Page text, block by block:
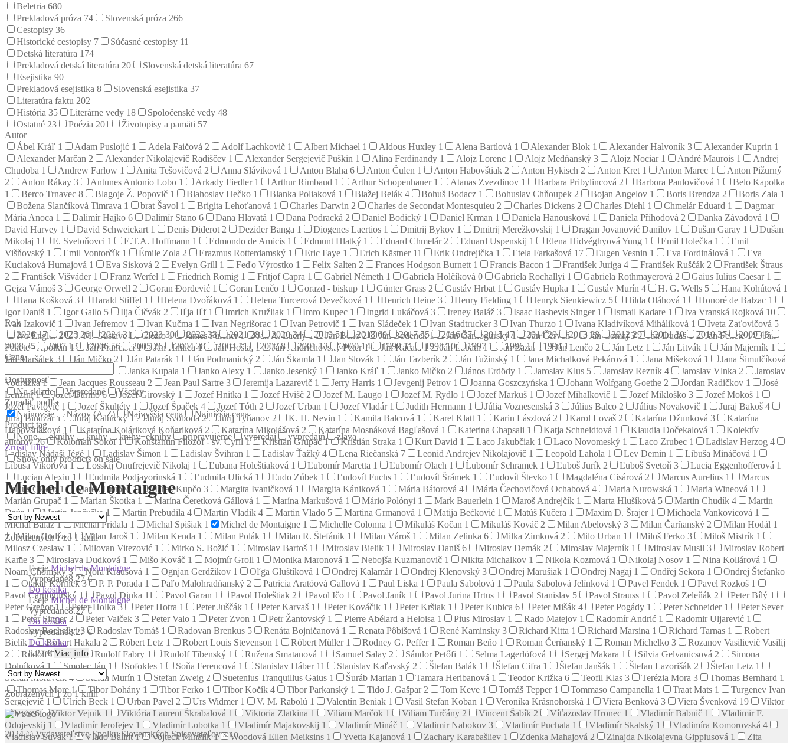
Beletria 680
Prekladová próza 74 Slovenská próza 266
Cestopisy 36
Historické cestopisy 7 Súčasné cestopisy 11
Detská literatúra 174
Prekladová detská literatúra 20 Slovenská detská literatúra 67
Esejistika 90
Prekladová esejistika 8 Slovenská esejistika 37
Literatúra faktu 202
História 35 Literárne vedy 18 Spoločenské vedy 48
Ostatné 23 Poézia 201 Životopisy a pamäti 57
Autor
Ábel Kráľ 1 Adam Puslojić 1 Adela Faičová 2 Adolf Lachkovič 1 Albert Michael 1 Aldous Huxley 1 Alena Bartlová 1 Alexander Blok 1 Alexander Halvoník 3 Alexander Kuprin 1
Alexander Marčan 2 Alexander Nikolajevič Radiščev 1 Alexander Sergejevič Puškin 1 Alina Ferdinandy 1 Alojz Lorenc 1 Alojz Medňanský 3 Alojz Nociar 1 André Maurois 1
Andrej
Chudoba 1 Andrew Farlow 1 Anita Tešovičová 2 Anna Sláviková 1 Anton Blaha 6 Anton Čulen 1 Anton Habovštiak 2 Anton Hykisch 2 Anton Kret 1 Anton Marec 1
Anton Pižurný
2
Anton Rákay 3 Antunes Antonio Lobo 1 Arkady Fiedler 1 Arthur Rimbaud 1 Arthur Schopenhauer 1 Atanas Zvezdinov 1 Barbara Pribylincová 2 Barbora Paulovičová 1
Belo Kapolka
1
Berco Trnavec 8 Blagoje Ž. Popovič 1 Blahoslav Hečko 1 Blanka Poliaková 1 Blažej Belák 4 Bohuš Bodacz 1 Bohuslav Chňoupek 2 Bojan Angelov 1 Boris Brendza 2 Boris Zala 1
Božena Slančíková Timrava 1 brat Šavol 1 Brigita Lehoťanová 1 Charles Darwin 2 Charles de Secondat Montesquieu 2 Charles Dickens 2 Charles Diehl 1 Chmelár Eduard 1
Dagmar
Mária Anoca 1 Dalimír Hajko 6 Dalimír Stano 6 Dana Hlavatá 1 Dana Podracká 2 Daniel Bodický 1 Daniel Krman 1 Daniela Hanousková 1 Daniela Příhodová 2 Danka Závadová 1
David Harvey 1 David Schweickart 1 Denis Diderot 2 Dezider Banga 1 Diogenes Laertios 1 Dmitrij Bykov 1 Dmitrij Merežkovskij 1 Dragan Jovanović Danilov 1 Dušan Garay 1
Dušan
Mikolaj 1 E. Svetoňovci 1 E.T.A. Hoffmann 1 Edmondo de Amicis 1 Edmunt Hlatký 1 Eduard Chmelár 2 Eduard Uspenskij 1 Elena Hidvéghyová Yung 1 Emil Holečka 1
Emil
Višňovský 1 Emil Vontorčík 1 Émile Zola 2 Erazmus Rotterdamský 1 Eric Faye 1 Erich Kästner 11 Erik Ondrejička 1 Etela Farkašová 17 Eugen Vesnin 1 Eva Fordinálová 1
Eva
Kuciaková Humajová 1 Eva Sisková 2 Evelyn Grill 1 Feďo Výrostko 1 Felix Salten 2 Frances Hodgson Burnett 1 Francis Bacon 1 František Juriga 4 František Ruščák 2
František Štraus
2
František Višváder 1 Franz Werfel 1 Friedrich Romig 1 Fritjof Capra 1 Gabriel Németh 1 Gabriela Holčíková 0 Gabriela Rochallyi 1 Gabriela Rothmayerová 2 Gaius Iulius Caesar 1
Gejza Vámoš 3 George Orwell 2 Goran Đorđević 1 Goran Lenčo 1 Gorazd - biskup 1 Günter Grass 2 Gustáv Hrbat 1 Gustáv Hupka 1 Gustáv Murín 4 H. G. Wells 5 Hana Kohútová 1
Hana Košková 3 Harald Stiffel 1 Helena Dvořáková 1 Helena Turcerová Devečková 1 Henrich Heine 3 Henry Fielding 1 Henryk Sienkiewicz 5 Hilda Oláhová 1 Honoré de Balzac 1
Igor Daniš 1 Igor Gallo 5 Ilja Čičvák 2 Iľja Iľf 1 Imrich Kružliak 1 Imro Kupec 1 Ingrid Lukáčová 3 Ireney Baláž 3 Isaac Bashevis Singer 1 Ismail Kadare 1 Iva Vranská Rojková 10
Ivan Izakovič 1 Ivan Jefremov 1 Ivan Kučma 1 Ivan Negrišorac 1 Ivan Petrovič 1 Ivan Sládeček 1 Ivan Stadtrucker3 Ivan Thurzo 1 Ivana Kladivíková Miháliková 1 Iveta Zaťovičová 5
Ivo Engler2 J. M. Gustave Le Clézio1 James Fulcher1 Ján A. Lačný1 Ján Beňo2 Ján Bodenek1 Ján Čarnogurský1 Ján Červeň1 Ján Čomaj3 Ján Dudáš1 Ján Fekete1
Ján
Fekete - Apolkin1 Ján Francisci1 Ján Hnilica1 Ján Hoštaj1 Ján Jendrichovský Peter1 Ján Kačala1 Ján Labáth1 Ján Lazar1 Ján Lenčo 2 Ján Letz 1 Ján Litvák 1 Ján Majerník 1
Ján Maršálek 3 Ján Mičko 2 Ján Patarák 1 Ján Podmanický 2 Ján Škamla 1 Jan Slovák 1 Ján Tazberík 2 Ján Tužinský 1 Jana Michalková Pekárová 1 Jana Mišeková 1
Jana Šimulčíková
1 Janka Kupala 1 Janko Alexy 1 Janko Jesenký 1 Janko Kráľ 1 Janko Mičko 2 János Erdödy 1 Jaroslav Klus 5 Jaroslav Rezník 4 Jaroslav Vlnka 2
Jaroslav
Vodrážka1 Jean Jacques Rousseau 2 Jean Paul Sartre 3 Jeremija Lazarevič 1 Jerry Harris 1 Jevgenij Petrov 1 Joanna Goszczyńska 1 Johann Wolfgang Goethe 2 Jordan Radičkov 1
José
Lenzini1 Jozef Darmo6 Jozef Girovský 1 Jozef Hnitka 1 Jozef Hvišč 2 Jozef M. Laugo 1 Jozef M. Rydlo 1 Jozef Markuš 1 Jozef Mihalkovič 1 Jozef Mikloško 3 Jozef Mokoš 1
Jozef Pavlovič 1 Jozef Škultéty 1 Jozef Špaček 4 Jozef Tóth 2 Jozef Urban 1 Jozef Vladár 1 Judith Hermann 1 Júlia Voznesenská 3 Július Balco 2 Július Novakovič 1 Juraj Bakoš 4
Juraj Bindzár1 Juraj Kalnický1 Juraj Svoboda2 Jurij Tyňanov 2 K. H. Nevin 1 Kamila Balcová 1 Karel Klatt 1 Karin Lászlová 2 Karol Lovaš 2 Katarína Džunková 3
Katarína
Habovštiaková 1 Katarína Koláriková Koňariková 2 Katarína Mikolášová 2 Katarína Mosnáková Bagľašová 1 Katerina Chapsali 1 Katja Schneidtová 1 Klaudia Dočekalová 1
Kolektív
autorov26 Koloman Sokol1 Konštantín Filozof - sv. Cyril1 Kristián Grupač1 Kristián Straka 1 Kurt David 1 Laco Jakubčiak 1 Laco Novomeský 1 Laco Zrubec 1 Ladislav Herzog 4
Ladislav Nádaši Jégé 1 Ladislav Šimon 1 Ladislav Švihran 1 Ladislav Ťažký 4 Lena Riečanská 7 Leonid Andrejev Nikolajovič 1 Leopold Lahola 1 Lev Demin 1 Libuša Mináčová 1
Libuša Vikorová1 Losskij Onufrejevič Nikolaj 1 Ľubana Holeštiaková 1 Ľubomír Maretta 1 Ľubomír Olach 1 Ĺubomír Schramek 1 Ľuboš Jurík 2 Ľuboš Svetoň 3 Lucia Eggenhofferová 1
Lucian Alexiu 1 Ľudmila Podjavorinská 1 Ľudmila Ulická 1 Ľudo Zúbek 1 Ľudovít Fuchs 1 Ľudovít Šrámek 1 Ľudovít Števko 1 Magdaléna Cisárová 2 Marcus Aurelius 1
Marcus
Tullius Cicero 1 Marek Hrubec1 Marek Kupčo 3 Margita Ivaničková 1 Margita Kániková 1 Mária Bátorová 4 Mária Čechovičová Ochabová 4 Maria Nurowská 1 Maria Wineová 1
Marián Grupač 1 Marian Škotka 1 Marína Čeretková Gállová 1 Marína Markušová 1 Mário Polónyi 1 Mark Bauerlein 1 Maroš Andrejčík 1 Marta Hlušíková 5 Martin Chudík 4
Martin
Dzúr1 Martin Jančuška1 Martin Prebudila 4 Martin Vladik 4 Martin Vlado 5 Martina Grmanová 1 Matija Bećković 1 Matúš Kučera 1 Maxim D. Šrajer 1 Michaela Vankovicová 1
Michal Baláž1 Michal Pridala 1 Michal Spišiak 1 Michel de Montaigne 1 Michelle Colonna 1 Mikuláš Kočan 1 Mikuláš Kováč 2 Milan Abelovský 3 Milan Čarňanský 2 Milan Hodál 1
Milan Hodža1 Milan Jaroš 1 Milan Kenda 1 Milan Polák 1 Milan R. Štefánik 1 Milan Vároš 1 Milan Zelinka 6 Milka Zimková 2 Milo Urban 1 Miloš Ferko 3 Miloš Mistrík 1
Milosz Czeslaw 1 Milovan Vitezović 1 Mirko S. Božić 1 Miroslav Bartoš 1 Miroslav Bielik 1 Miroslav Daniš 6 Miroslav Demák 2 Miroslav Majerník 1 Miroslav Musil 3
Miroslav Robert
Kame 3 Miroslava Dudková 1 Mišo Kováč 1 Mojmír Groll 1 Monika Maronová 1 Nebojša Kuzmanovič 1 Nikita Michalkov 1 Nikola Kozmová 1 Nikolaj Nosov 1 Nina Kollárová 1
Noam Chomsky3 Nora Krausová 1 Ognjan Gerdžikov 1 Oľga Gluštíková 1 Ondrej Kalamár 1 Ondrej Klenovský 3 Ondrej Marušiak 1 Ondrej Nagaj 1 Ondřej Sekora 1
Ondrej Štefanko
1
Otakar Kořínek3 P. P. Porada 1 Paľo Malohradňanský 2 Patricia Aratóová Gallová 1 Paul Liska 1 Paula Sabolová 1 Paula Sabolová Jelínková 1 Pavel Fendek 1 Pavel Rozkoš 1
Pavol Čarnogurský 1 Pavol Dinka 11 Pavol Garan 1 Pavol Holeštiak 2 Pavol Ičo 1 Pavol Janík 1 Pavol Jurina Hrtus 1 Pavol Stanislav 5 Pavol Strauss 1 Pavol Zeleňák 2 Peter Bílý 1
Peter Gregor1 Peter Holka3 Peter Hotra 1 Peter Juščák 1 Peter Karvaš 1 Peter Kováčik 1 Peter Kršiak 1 Peter Kubica 6 Peter Mišák 4 Peter Pogády 1 Peter Schneider 1
Peter Sever
1
Peter Singer 2 Peter Valček 3 Peter Valo 1 Peter Zvon 1 Petr Žantovský 1 Pierre Abélard a Heloisa 1 Pius Miroslav 1 Rado Matejov 1 Radomír Andrić 1 Radomir Uljarević 1
Radoslav Rochallyi3 Radoslav Tomáš 1 Radovan Brenkus 5 Renáta Bojničanová 1 Renata Pôbišová 1 René Kaminsky 3 Richard Kitta 1 Richard Marsina 1 Richard Tarnas 1
Robert
Bielik1 Robert Hakala 2 Róbert Letz 1 Robert Louis Stevenson 1 Róbert Müller 1 Rodney G. Peffer 1 Roman Beňo 1 Roman Čerňanský 1 Roman Michelko 3
Rozanov Vasilievič Vasilij
2
Rudolf Dilong1 Rudolf Fabry 1 Rudolf Tibenský 1 Ružena Smatanová 1 Samuel Salay 2 Sándor Petőfi 1 Selma Lagerlöfová 1 Sergej Makara 1 Silvia Gelvanicsová 2
Simona
Dolníková1 Smolec Ján 1 Sofokles 1 Soňa Ferencová 1 Stanislav Háber 11 Stanislav Kaľavský 2 Štefan Balák 1 Štefan Cifra 1 Štefan Janšák 1 Štefan Lazorišák 2 Štefan Letz 1
Štefan Moravčík4 Štefan Murín 1 Stefan Zweig 2 Suetenius Tranquillus Gaius 1 Šuráb Marian 1 Tamara Heribanová 1 Teodor Križka 6 Teofil Klas 3 Terézia Mora 3 Thomas Bernhard 1
Thomas More 1 Tibor Dohány 1 Tibor Ferko 1 Tibor Kočík 4 Tibor Parkanský 1 Tido J. Gašpar 2 Tom Keve 1 Tomáš Tepper 1 Tommaso Campanella 1 Traat Mats 1
Turgenev Ivan
Sergejevič 1 Ulrich Beck 1 Urban Pavel 2 Urs Widmer 1 V. M. Rabolú 1 Valentín Beniak 1 Vasil Stefan Koban 1 Veronika Krásnohorská 1 Viera Benková 3 Viera Švenková 19
Viktor
Pelevin6 Viktor Vejnik 1 Viktória Laurent Škrabalová 1 Viktoria Zlatkina 1 Viliam Marčok 1 Viliam Turčány 2 Vincent Šabík 2 Víťazoslav Hronec 1 Vladimír Babnič 1
Vladimir F.
Odojevskij 1 Vladimír Jerofejev 1 Vladimír Lobotka 1 Vladimír Majakovskij 1 Vladimír Mináč 1 Vladimir Nabokov 3 Vladimír Puchala 1 Vladimír Skalský 1 Vladimíra Komorovská 4
Vladislav Suvák1 Vlado Bálint1 Vojtech Mihálik1 Woodová Ellen Meiksins 1 Yvetta Kajanová 1 Zachary Karabašliev 1 Zdenka Mahajová 2 Zinajda Nikolajevna Gippiusová 1
Zita
Rok
202617 2025 26 202431 202330 202233 202128 202034 201951 201860 201755 201637 201547 201429 2013 28 201229 201130 201037 200943
200835 2007 13 200656 2005 26 200428 200311 20028 200113 200014 199911 199810 1997 1 19961 19941
Cena
Dostupnosť
Na sklade
Vypredané
Všetky
Zoradiť podľa
Najnovšie
Názov (A-Z) Najvyššia cena
Najnižšia cena
Product tag
None
eknihy knihy knihy+eknihy pripravujeme vypredaj vypredajň
zlava
Zrušiť filtre
Show only products on sale
Michel de Montaigne
Zobrazených 1 zo 1 kníh
Eseje Michel de Montaigne
Vypredané8.27 €
Do košíka
Eseje Michel de Montaigne
Vypredané8.27 €
Do košíka
Vypredané8.27 €
Do košíka
8.27€ Viac info
Zobrazených 1 zo 1 kníh
2024 © Vydavateľstvo Spolku Slovenských Spisovateľov s.r.o.